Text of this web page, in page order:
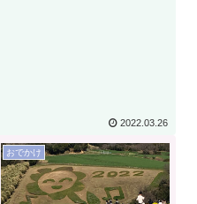
2022.03.26
おでかけ